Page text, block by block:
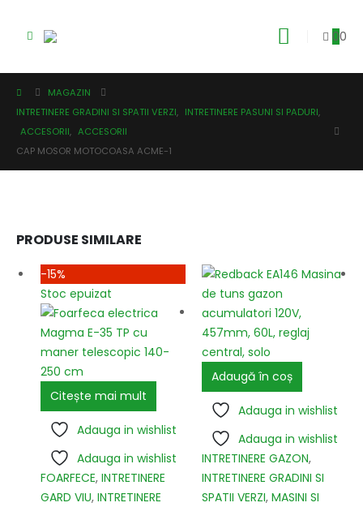
00
MAGAZIN
INTRETINERE GRADINI SI SPATII VERZI, INTRETINERE PASUNI SI PADURI,
ACCESORII, ACCESORII
CAP MOSOR MOTOCOASA ACME-1
PRODUSE SIMILARE
-15%
Stoc epuizat
Citește mai mult
Adauga in wishlist
Adauga in wishlist
FOARFECE, INTRETINERE
GARD VIU, INTRETINERE
Adaugă în coș
Adauga in wishlist
Adauga in wishlist
INTRETINERE GAZON,
INTRETINERE GRADINI SI
SPATII VERZI, MASINI SI